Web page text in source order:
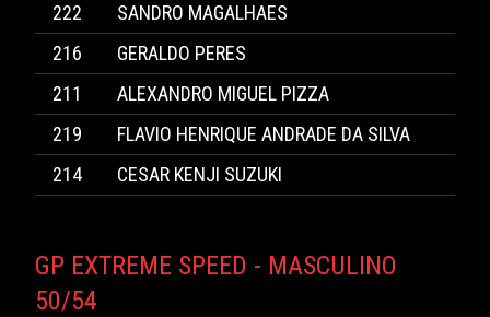
222
SANDRO MAGALHAES
216
GERALDO PERES
211
ALEXANDRO MIGUEL PIZZA
219
FLAVIO HENRIQUE ANDRADE DA SILVA
214
CESAR KENJI SUZUKI
GP EXTREME SPEED - MASCULINO
50/54